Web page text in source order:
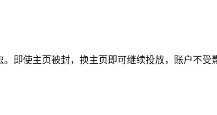
即使主页被封，换主页即可继续投放，账户不受